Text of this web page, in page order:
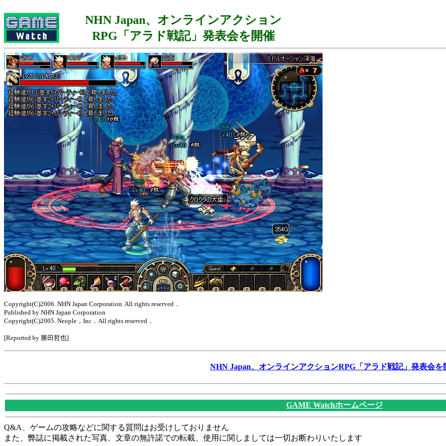
NHN Japan、オンラインアクション
RPG「アラド戦記」発表会を開催
Copyright(C)2006. NHN Japan Corporation. All rights reserved．
Published by NHN Japan Corporation
Copyright(C)2005. Neople，Inc．All rights reserved．
[Reported by 勝田哲也]
NHN Japan、オンラインアクションRPG「アラド戦記」発表会を
GAME Watchホームページ
Q&A、ゲームの攻略などに関する質問はお受けしておりません
また、弊誌に掲載された写真、文章の無許諾での転載、使用に関しましては一切お断わりいたします